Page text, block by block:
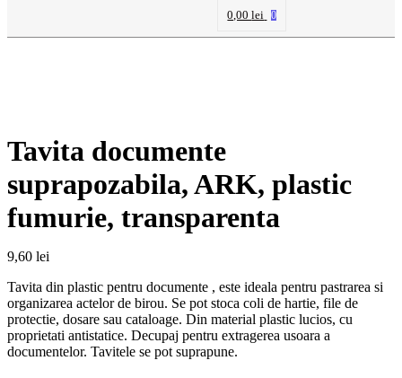
0,00lei 0
Tavita documente
suprapozabila, ARK, plastic
fumurie, transparenta
9,60 lei
Tavita din plastic pentru documente , este ideala pentru pastrarea si
organizarea actelor de birou. Se pot stoca coli de hartie, file de
protectie, dosare sau cataloage. Din material plastic lucios, cu
proprietati antistatice. Decupaj pentru extragerea usoara a
documentelor. Tavitele se pot suprapune.